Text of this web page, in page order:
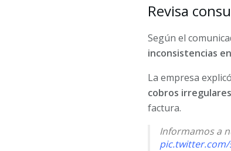
Revisa
Según el
inconsistencias
La empresa
cobros
factura.
Informamos a
pic.twitter.com/